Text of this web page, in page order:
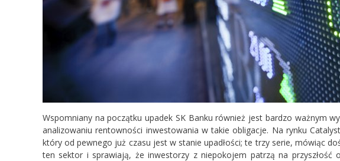
Wspomniany na początku upadek SK Banku również jest bardzo ważnym
analizowaniu rentowności inwestowania w takie obligacje. Na rynku
który od pewnego już czasu jest w stanie upadłości; te trzy serie, mówiąc
ten sektor i sprawiają, że inwestorzy z niepokojem patrzą na przyszłość